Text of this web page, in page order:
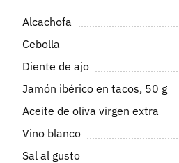
Alcachofa
Cebolla
Diente de ajo
Jamón ibérico en tacos, 50 g
Aceite de oliva virgen extra
Vino blanco
Sal al gusto